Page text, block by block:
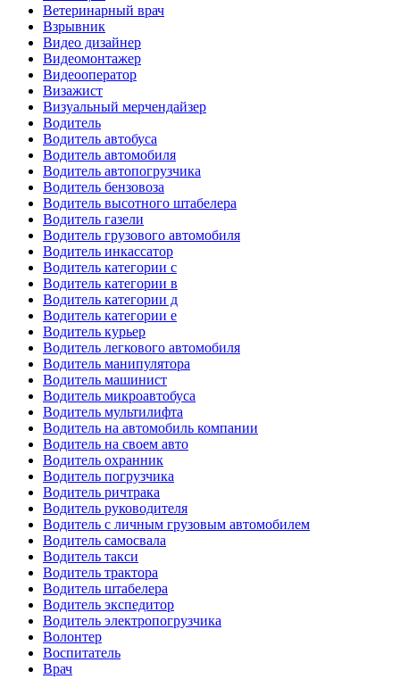
Ветеринарный врач
Взрывник
Видео дизайнер
Видеомонтажер
Видеооператор
Визажист
Визуальный мерчендайзер
Водитель
Водитель автобуса
Водитель автомобиля
Водитель автопогрузчика
Водитель бензовоза
Водитель высотного штабелера
Водитель газели
Водитель грузового автомобиля
Водитель инкассатор
Водитель категории c
Водитель категории в
Водитель категории д
Водитель категории е
Водитель курьер
Водитель легкового автомобиля
Водитель манипулятора
Водитель машинист
Водитель микроавтобуса
Водитель мультилифта
Водитель на автомобиль компании
Водитель на своем авто
Водитель охранник
Водитель погрузчика
Водитель ричтрака
Водитель руководителя
Водитель с личным грузовым автомобилем
Водитель самосвала
Водитель такси
Водитель трактора
Водитель штабелера
Водитель экспедитор
Водитель электропогрузчика
Волонтер
Воспитатель
Врач